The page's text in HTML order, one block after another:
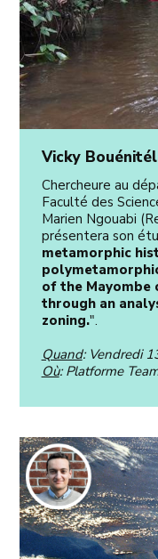
Vicky
Chercheure au
Faculté des
Marien Ngouabi
présentera son
metamorphic
of the Mayombe
through an
zoning.".
Quand: Vendredi
Où: Platforme